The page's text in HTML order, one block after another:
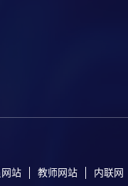
站 教师网站 内联网